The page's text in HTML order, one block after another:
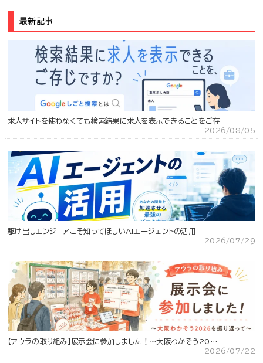
最新記事
求人サイトを使わなくても検索結果に求人を表示できることをご存…
2026/08/05
駆け出しエンジニアこそ知ってほしいAIエージェントの活用
2026/07/29
【アウラの取り組み】展示会に参加しました！～大阪わかそう20…
2026/07/22